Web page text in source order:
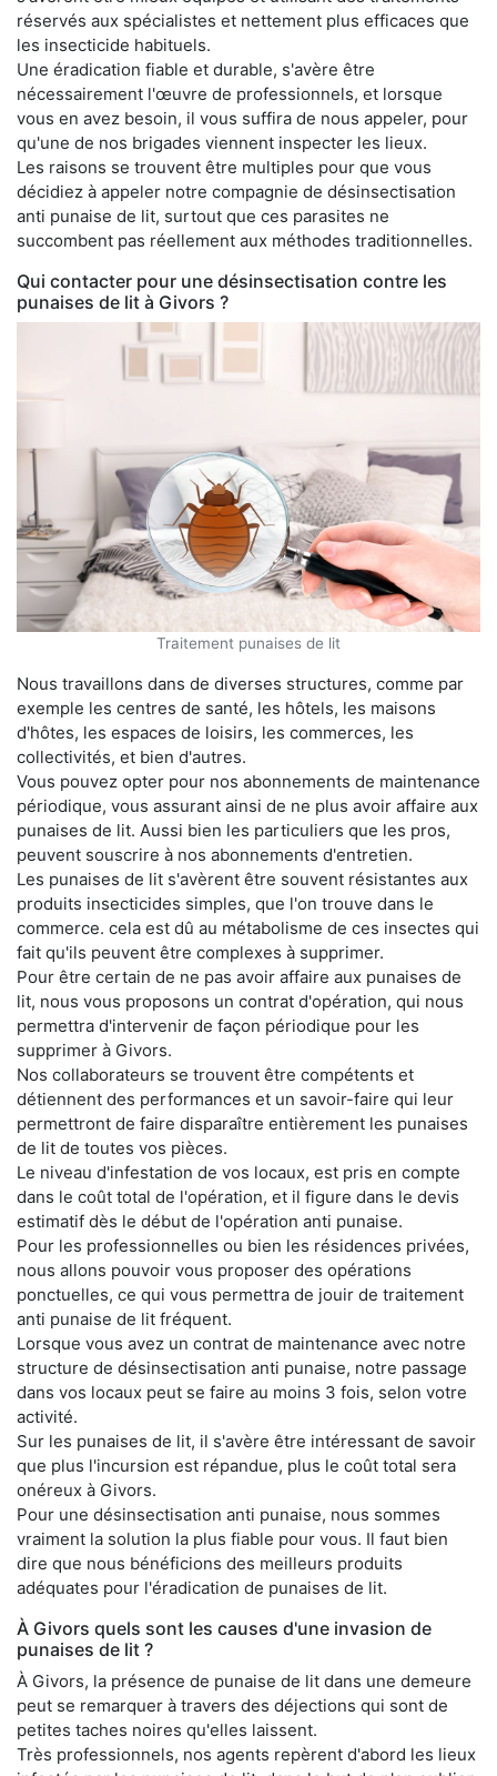
réservés aux spécialistes et nettement plus efficaces que
les insecticide habituels.
Une éradication fiable et durable, s'avère être
nécessairement l'œuvre de professionnels, et lorsque
vous en avez besoin, il vous suffira de nous appeler, pour
qu'une de nos brigades viennent inspecter les lieux.
Les raisons se trouvent être multiples pour que vous
décidiez à appeler notre compagnie de désinsectisation
anti punaise de lit, surtout que ces parasites ne
succombent pas réellement aux méthodes traditionnelles.
Qui contacter pour une désinsectisation contre les
punaises de lit à Givors ?
Traitement punaises de lit
Nous travaillons dans de diverses structures, comme par
exemple les centres de santé, les hôtels, les maisons
d'hôtes, les espaces de loisirs, les commerces, les
collectivités, et bien d'autres.
Vous pouvez opter pour nos abonnements de maintenance
périodique, vous assurant ainsi de ne plus avoir affaire aux
punaises de lit. Aussi bien les particuliers que les pros,
peuvent souscrire à nos abonnements d'entretien.
Les punaises de lit s'avèrent être souvent résistantes aux
produits insecticides simples, que l'on trouve dans le
commerce. cela est dû au métabolisme de ces insectes qui
fait qu'ils peuvent être complexes à supprimer.
Pour être certain de ne pas avoir affaire aux punaises de
lit, nous vous proposons un contrat d'opération, qui nous
permettra d'intervenir de façon périodique pour les
supprimer à Givors.
Nos collaborateurs se trouvent être compétents et
détiennent des performances et un savoir-faire qui leur
permettront de faire disparaître entièrement les punaises
de lit de toutes vos pièces.
Le niveau d'infestation de vos locaux, est pris en compte
dans le coût total de l'opération, et il figure dans le devis
estimatif dès le début de l'opération anti punaise.
Pour les professionnelles ou bien les résidences privées,
nous allons pouvoir vous proposer des opérations
ponctuelles, ce qui vous permettra de jouir de traitement
anti punaise de lit fréquent.
Lorsque vous avez un contrat de maintenance avec notre
structure de désinsectisation anti punaise, notre passage
dans vos locaux peut se faire au moins 3 fois, selon votre
activité.
Sur les punaises de lit, il s'avère être intéressant de savoir
que plus l'incursion est répandue, plus le coût total sera
onéreux à Givors.
Pour une désinsectisation anti punaise, nous sommes
vraiment la solution la plus fiable pour vous. Il faut bien
dire que nous bénéficions des meilleurs produits
adéquates pour l'éradication de punaises de lit.
À Givors quels sont les causes d'une invasion de
punaises de lit ?
À Givors, la présence de punaise de lit dans une demeure
peut se remarquer à travers des déjections qui sont de
petites taches noires qu'elles laissent.
Très professionnels, nos agents repèrent d'abord les lieux